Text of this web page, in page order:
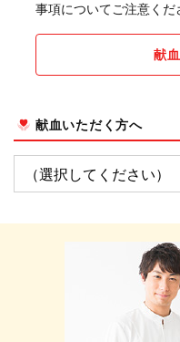
事項についてご注意くだ
献
献血いただく方へ